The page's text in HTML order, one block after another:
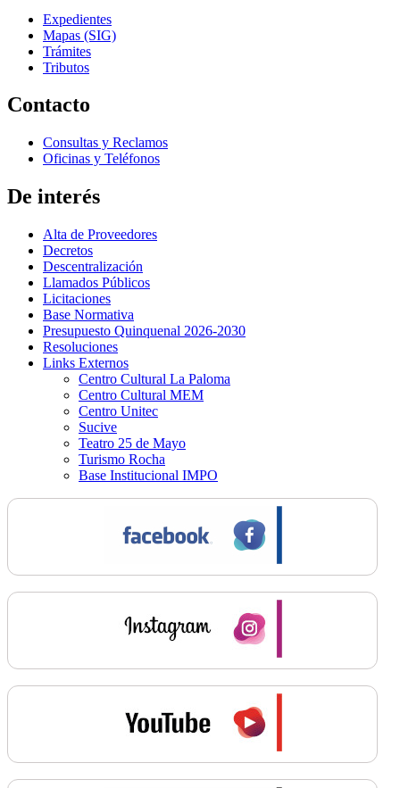
Expedientes
Mapas (SIG)
Trámites
Tributos
Contacto
Consultas y Reclamos
Oficinas y Teléfonos
De interés
Alta de Proveedores
Decretos
Descentralización
Llamados Públicos
Licitaciones
Base Normativa
Presupuesto Quinquenal 2026-2030
Resoluciones
Links Externos
Centro Cultural La Paloma
Centro Cultural MEM
Centro Unitec
Sucive
Teatro 25 de Mayo
Turismo Rocha
Base Institucional IMPO